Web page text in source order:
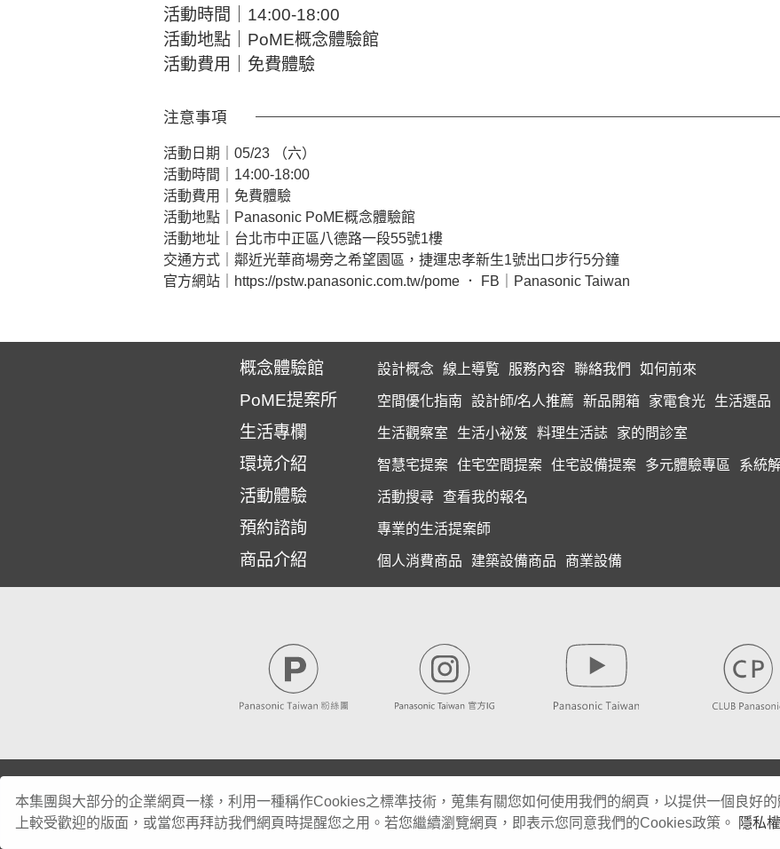
活動時間｜14:00-18:00​
活動地點｜PoME概念體驗館​
活動費用｜免費體驗​
注意事項
活動日期｜05/23 （六）
活動時間｜14:00-18:00
活動費用｜免費體驗
活動地點｜Panasonic PoME概念體驗館
活動地址｜台北市中正區八德路一段55號1樓
交通方式｜鄰近光華商場旁之希望園區，捷運忠孝新生1號出口步行5分鐘
官方網站｜
https://pstw.panasonic.com.tw/pome ． FB｜Panasonic Taiwan
概念體驗館 設計概念 線上導覧 服務內容 聯絡我們 如何前來
PoME提案所 空間優化指南 設計師/名人推薦 新品開箱 家電食光 生活選品
生活專欄 生活觀察室 生活小祕笈 料理生活誌 家的問診室
環境介紹 智慧宅提案 住宅空間提案 住宅設備提案 多元體驗專區 系統
活動體驗 活動搜尋 查看我的報名
預約諮詢 專業的生活提案師
商品介紹 個人消費商品 建築設備商品 商業設備
如有相關商品資訊問題，請電洽顧客商談中心 0800-098-800
Panasonic® 係由Panasonic Holdings Corporation授權使用
關於我們
客戶服務 時間與電話 隱私權保護
本集團與大部分的企業網頁一樣，利用一種稱作Cookies之標準技術，蒐集有關您如何使用我們的網頁，以提供一個良好
上較受歡迎的版面，或當您再拜訪我們網頁時提醒您之用。若您繼續瀏覽網頁，即表示您同意我們的Cookies政策。
隱私